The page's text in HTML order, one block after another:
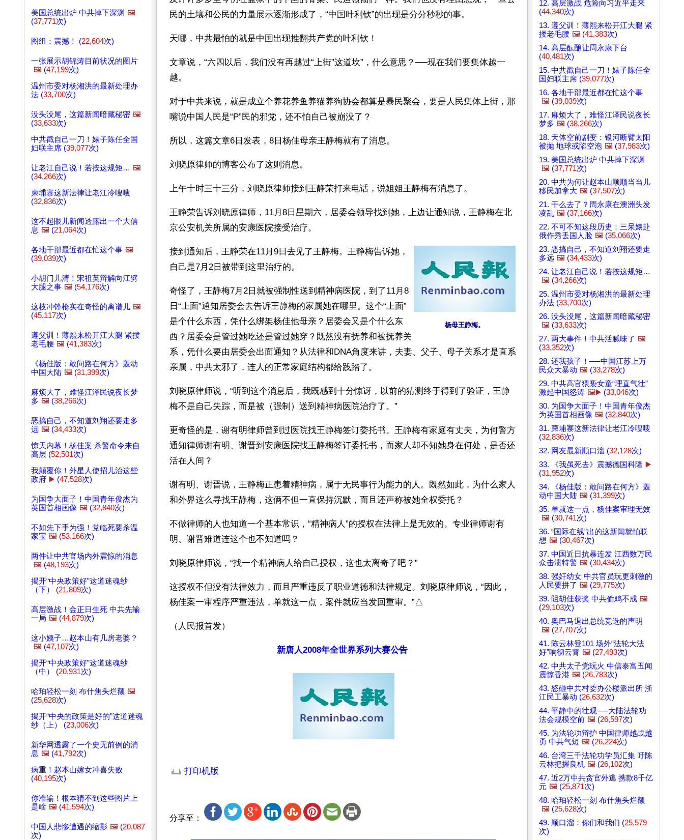
美国总统出炉 中共掉下深渊 🖼️
(37,771次)
图组：震撼！ (22,604次)
一张展示胡锦涛目前状况的图片
🖼️ (47,199次)
温州市委对杨湘洪的最新处理办
法 (33,700次)
没头没尾，这篇新闻暗藏秘密 🖼️
(33,633次)
中共戳自己一刀！婊子陈任全国
妇联主席 (39,077次)
让老江自己说！若按这规矩… 🖼️
(34,266次)
柬埔寨这新法律让老江冷嗖嗖
(32,836次)
这不起眼儿新闻透露出一个大信
息 🖼️ (21,064次)
各地干部最近都在忙这个事 🖼️
(39,039次)
小胡门儿清！宋祖英辩解向江劈
大腿之事 🖼️ (54,176次)
这枝冲锋枪实在奇怪的离谱儿 🖼️
(45,117次)
遵父训！薄熙来松开江大腿 紧搂
老毛腰 🖼️ (41,383次)
《杨佳版：敢问路在何方》轰动
中国大陆 🖼️ (31,399次)
麻烦大了，难怪江泽民说夜长梦
多 🖼️ (38,266次)
恶搞自己，不知道刘翔还要走多
远 🖼️ (34,433次)
惊天内幕！杨佳案 杀警命令来自
高层 (52,501次)
我颠覆你！外星人使招儿治这些
政府 ▶️ (47,528次)
为国争大面子！中国青年俊杰为
英国首相画像 🖼️ (32,840次)
不如先下手为强！党临死要杀温
家宝 🖼️ (53,166次)
两件让中共官场内外震惊的消息
🖼️ (48,193次)
揭开“中央政策好”这道迷魂纱
（下） (21,809次)
高层激战！金正日生死 中共先输
一局 🖼️ (44,879次)
这小姨子…赵本山有几房老婆？
🖼️ (47,107次)
揭开“中央政策好”这道迷魂纱
（中） (20,931次)
哈珀轻松一刻 布什焦头烂额 🖼️
(25,628次)
揭开“中央的政策是好的”这道迷魂
纱（上） (23,006次)
新华网透露了一个史无前例的消
息 🖼️ (41,792次)
病重！赵本山嫁女冲喜失败
(40,195次)
你准输！根本猜不到这些图片上
是啥 🖼️ (41,594次)
中国人悲惨遭遇的缩影 🖼️ (20,087
次)
民的土壤和公民的力量展示逐渐形成了，“中国叶利钦”的出现是分分秒秒的事。
天哪，中共最怕的就是中国出现推翻共产党的叶利钦！
文章说，“六四以后，我们没有再越过“上街”这道坎”，什么意思？──现在我们要集体越一
越。
对于中共来说，就是成立个养花养鱼养猫养狗协会都算是暴民聚会，要是人民集体上街，那
嘴说中国人民是“P”民的邪党，还不怕自己被崩没了？
所以，这篇文章6日发表，8日杨佳母亲王静梅就有了消息。
刘晓原律师的博客公布了这则消息。
上午十时三十三分，刘晓原律师接到王静荣打来电话，说姐姐王静梅有消息了。
王静荣告诉刘晓原律师，11月8日星期六，居委会领导找到她，上边让通知说，王静梅在北
京公安机关所属的安康医院接受治疗。
杨母王静梅。
接到通知后，王静荣在11月9日去见了王静梅。王静梅告诉她，
自己是7月2日被带到这里治疗的。
奇怪了，王静梅7月2日就被强制性送到精神病医院，到了11月8
日“上面”通知居委会去告诉王静梅的家属她在哪里。这个“上面”
是个什么东西，凭什么绑架杨佳他母亲？居委会又是个什么东
西？居委会是管过她吃还是管过她穿？既然没有抚养和被抚养关
系，凭什么要由居委会出面通知？从法律和DNA角度来讲，夫妻、父子、母子关系才是直系
亲属，中共太邪了，连人的正常家庭结构都给践踏了。
刘晓原律师说，“听到这个消息后，我既感到十分惊讶，以前的猜测终于得到了验证，王静
梅不是自己失踪，而是被（强制）送到精神病医院治疗了。”
更奇怪的是，谢有明律师曾到过医院找王静梅签订委托书。王静梅有家庭有丈夫，为何警方
通知律师谢有明、谢晋到安康医院找王静梅签订委托书，而家人却不知她身在何处，是否还
活在人间？
谢有明、谢晋说，王静梅正患着精神病，属于无民事行为能力的人。既然如此，为什么家人
和外界这么寻找王静梅，这俩不但一直保持沉默，而且还声称被她全权委托？
不做律师的人也知道一个基本常识，“精神病人”的授权在法律上是无效的。专业律师谢有
明、谢晋难道连这个也不知道吗？
刘晓原律师说，“找一个精神病人给自己授权，这也太离奇了吧？”
这授权不但没有法律效力，而且严重违反了职业道德和法律规定。刘晓原律师说，“因此，
杨佳案一审程序严重违法，单就这一点，案件就应当发回重审。”△
（人民报首发）
新唐人2008年全世界系列大赛公告
打印机版
分享至：
12. 高层激战 危险向习近平走来
(44,340次)
13. 遵父训！薄熙来松开江大腿 紧
搂老毛腰 🖼️ (41,383次)
14. 高层酝酿让周永康下台
(40,481次)
15. 中共戳自己一刀！婊子陈任全
国妇联主席 (39,077次)
16. 各地干部最近都在忙这个事
🖼️ (39,039次)
17. 麻烦大了，难怪江泽民说夜长
梦多 🖼️ (38,266次)
18. 天体空前剧变：银河断臂太阳
被抛 地球或陷空泡 🖼️ (37,983次)
19. 美国总统出炉 中共掉下深渊
🖼️ (37,771次)
20. 中共为何让赵本山顺顺当当儿
移民加拿大 🖼️ (37,507次)
21. 干么去了？周永康在澳洲头发
凌乱 🖼️ (37,166次)
22. 不可不知这段历史：三呆婊赴
俄作秀丢国人脸 🖼️ (35,066次)
23. 恶搞自己，不知道刘翔还要走
多远 🖼️ (34,433次)
24. 让老江自己说！若按这规矩…
🖼️ (34,266次)
25. 温州市委对杨湘洪的最新处理
办法 (33,700次)
26. 没头没尾，这篇新闻暗藏秘密
🖼️ (33,633次)
27. 两大事件！中共活腻味了 🖼️
(33,352次)
28. 还我孩子！──中国江苏上万
民众大暴动 🖼️ (33,278次)
29. 中共高官猥亵女童“理直气壮”
激起中国怒涛 🖼️▶️ (33,046次)
30. 为国争大面子！中国青年俊杰
为英国首相画像 🖼️ (32,840次)
31. 柬埔寨这新法律让老江冷嗖嗖
(32,836次)
32. 网友最新顺口溜 (32,128次)
33. 《我虽死去》震撼德国科隆 ▶️
(31,952次)
34. 《杨佳版：敢问路在何方》轰
动中国大陆 🖼️ (31,399次)
35. 单就这一点，杨佳案审理无效
🖼️ (30,741次)
36. “国际在线”出的这新闻就怕联
想 🖼️ (30,467次)
37. 中国近日抗暴连发 江西数万民
众击溃特警 🖼️ (30,434次)
38. 强奸幼女 中共官员玩更刺激的
人民要拼了 🖼️ (29,775次)
39. 阻胡佳获奖 中共偷鸡不成 🖼️
(29,103次)
40. 奥巴马退出总统竞选的声明
🖼️ (27,707次)
41. 陈云林登101 场外“法轮大法
好”响彻云霄 🖼️ (27,493次)
42. 中共太子党玩火 中信泰富丑闻
震惊香港 🖼️ (26,783次)
43. 怒砸中共村委办公楼派出所 浙
江民工暴动 (26,632次)
44. 平静中的壮观──大陆法轮功
法会规模空前 🖼️ (26,597次)
45. 为法轮功辩护 中国律师越战越
勇 中共气短 🖼️ (26,224次)
46. 台湾三千法轮功学员汇集 吁陈
云林把握良机 🖼️ (26,102次)
47. 近2万中共贪官外逃 携款8千亿
元 🖼️ (25,871次)
48. 哈珀轻松一刻 布什焦头烂额
🖼️ (25,628次)
49. 顺口溜：你们和我们 (25,579
次)